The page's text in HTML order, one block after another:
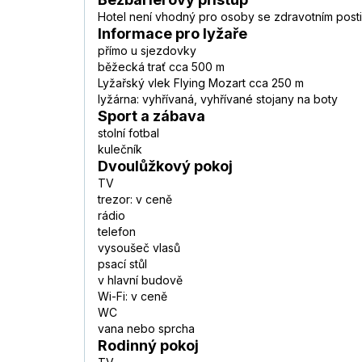
Hotel není vhodný pro osoby se zdravotním
Informace pro lyžaře
přímo u sjezdovky
běžecká trať cca 500 m
Lyžařský vlek Flying Mozart cca 250 m
lyžárna: vyhřívaná, vyhřívané stojany na boty
Sport a zábava
stolní fotbal
kulečník
Dvoulůžkový pokoj
TV
trezor: v ceně
rádio
telefon
vysoušeč vlasů
psací stůl
v hlavní budově
Wi-Fi: v ceně
WC
vana nebo sprcha
Rodinný pokoj